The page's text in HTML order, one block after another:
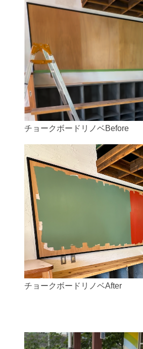
チョークボードリノベBefore
チョークボードリノベAfter